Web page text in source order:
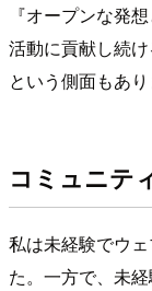
『オープンな発
活動に貢献し続
という側面もあり
コミュニテ
私は未経験でウ
た。一方で、未